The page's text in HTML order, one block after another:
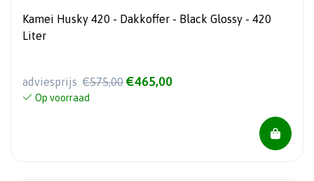
Kamei Husky 420 - Dakkoffer - Black Glossy - 420
Liter
adviesprijs €575,00 €465,00
Op voorraad